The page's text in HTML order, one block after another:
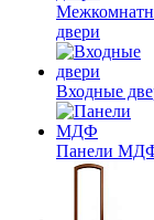
двери
Входные
Панели